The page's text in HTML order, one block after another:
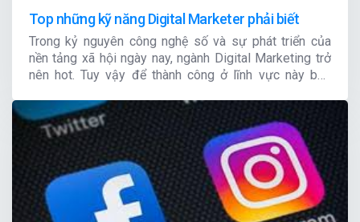
Top những kỹ năng Digital Marketer phải biết
Trong kỷ nguyên công nghệ số và sự phát triển của
nền tảng xã hội ngày nay, ngành Digital Marketing trở
nên hot. Tuy vậy để thành công ở lĩnh vực này bạn
năng sáng tạo